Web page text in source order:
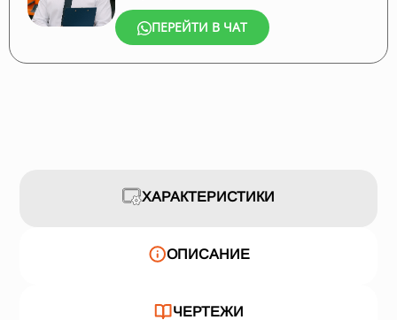
ПЕРЕЙТИ В ЧАТ
ХАРАКТЕРИСТИКИ
ОПИСАНИЕ
ЧЕРТЕЖИ